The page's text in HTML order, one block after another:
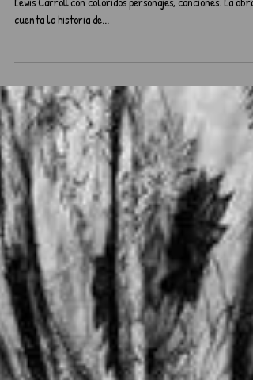
Alicia en el País de las
Del 09/11/2019 al 1/12/2019 Inspirada en el clásico de
cuenta la historia de...